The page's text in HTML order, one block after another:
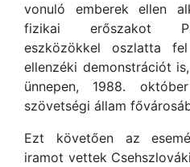
vonuló emberek ellen
fizikai erőszakot
eszközökkel oszlatta
ellenzéki demonstrációt
ünnepen, 1988.
szövetségi állam
Ezt követően az
iramot vettek